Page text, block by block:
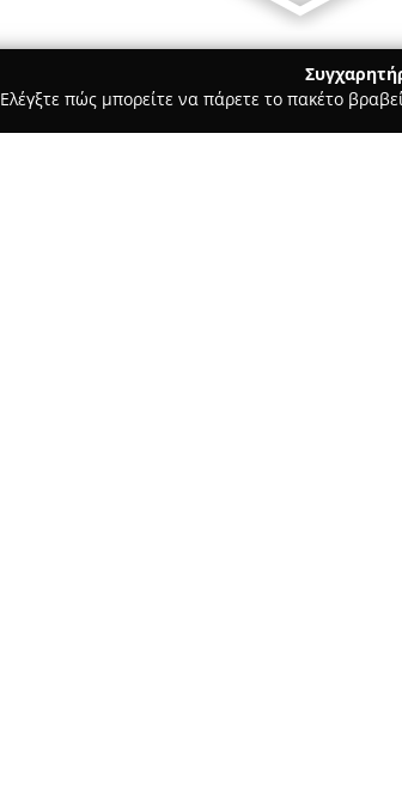
Ελέγξτε πώς μπορείτε να πάρετε το πακέτο